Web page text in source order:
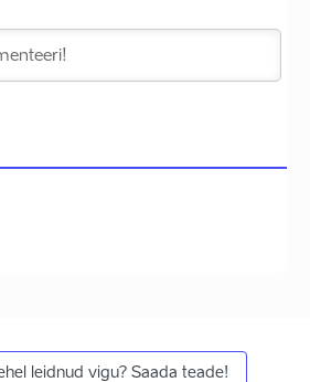
leidnud vigu? Saada teade!